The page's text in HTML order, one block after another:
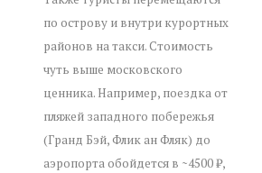
по острову и внутри курортных
районов на такси. Стоимость
чуть выше московского
ценника. Например, поездка от
пляжей западного побережья
(Гранд Бэй, Флик ан Фляк) до
аэропорта обойдется в ~4500 ₽,